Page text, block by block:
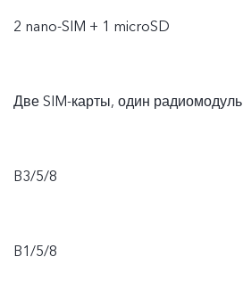
2 nano-SIM + 1 microSD
Две SIM-карты, один радиомодуль
B3/5/8
B1/5/8